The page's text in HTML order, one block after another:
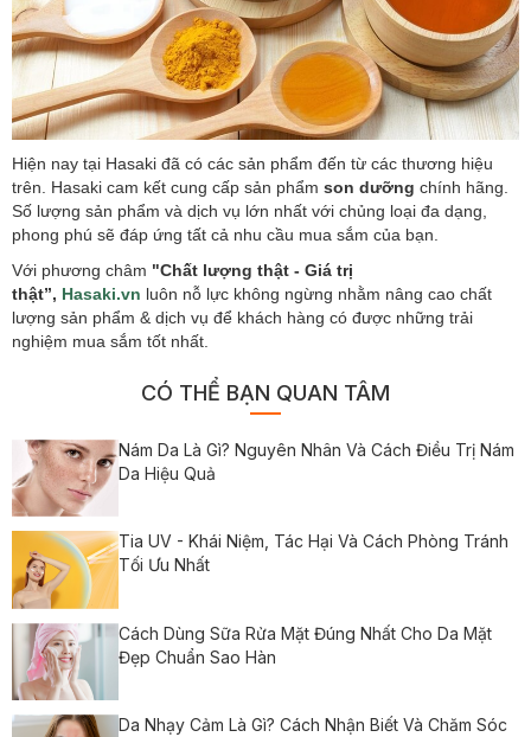
Hiện nay tại Hasaki đã có các sản phẩm đến từ các thương hiệu
trên. Hasaki cam kết cung cấp sản phẩm son dưỡng chính hãng.
Số lượng sản phẩm và dịch vụ lớn nhất với chủng loại đa dạng,
phong phú sẽ đáp ứng tất cả nhu cầu mua sắm của bạn.
Với phương châm "Chất lượng thật - Giá trị
thật”, Hasaki.vn luôn nỗ lực không ngừng nhằm nâng cao chất
lượng sản phẩm & dịch vụ để khách hàng có được những trải
nghiệm mua sắm tốt nhất.
CÓ THỂ BẠN QUAN TÂM
Nám Da Là Gì? Nguyên Nhân Và Cách Điều Trị Nám
Da Hiệu Quả
Tia UV - Khái Niệm, Tác Hại Và Cách Phòng Tránh
Tối Ưu Nhất
Cách Dùng Sữa Rửa Mặt Đúng Nhất Cho Da Mặt
Đẹp Chuẩn Sao Hàn
Da Nhạy Cảm Là Gì? Cách Nhận Biết Và Chăm Sóc